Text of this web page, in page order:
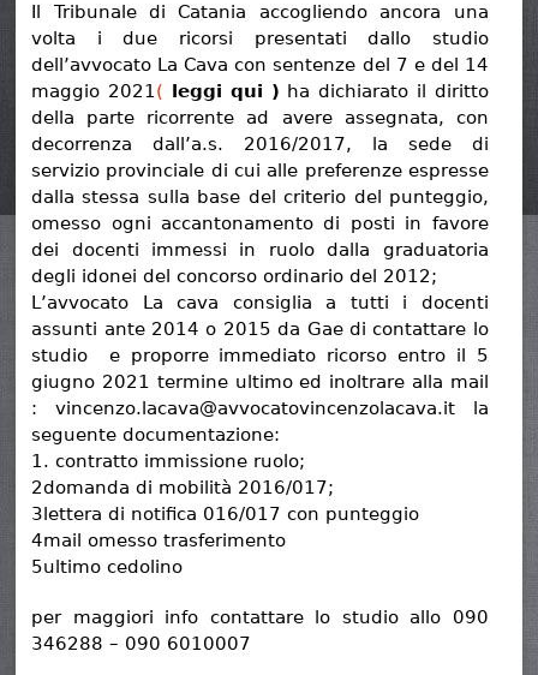
Il Tribunale di Catania accogliendo ancora una
volta i due ricorsi presentati dallo studio
dell’avvocato La Cava con sentenze del 7 e del 14
maggio 2021( leggi qui ) ha dichiarato il diritto
della parte ricorrente ad avere assegnata, con
decorrenza dall’a.s. 2016/2017, la sede di
servizio provinciale di cui alle preferenze espresse
dalla stessa sulla base del criterio del punteggio,
omesso ogni accantonamento di posti in favore
dei docenti immessi in ruolo dalla graduatoria
degli idonei del concorso ordinario del 2012;
L’avvocato La cava consiglia a tutti i docenti
assunti ante 2014 o 2015 da Gae di contattare lo
studio e proporre immediato ricorso entro il 5
giugno 2021 termine ultimo ed inoltrare alla mail
: vincenzo.lacava@avvocatovincenzolacava.it la
seguente documentazione:
1. contratto immissione ruolo;
2domanda di mobilità 2016/017;
3lettera di notifica 016/017 con punteggio
4mail omesso trasferimento
5ultimo cedolino
per maggiori info contattare lo studio allo 090
346288 – 090 6010007